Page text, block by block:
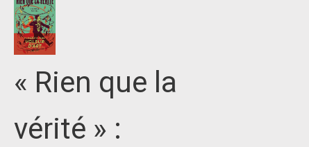
« Rien que la
vérité » :